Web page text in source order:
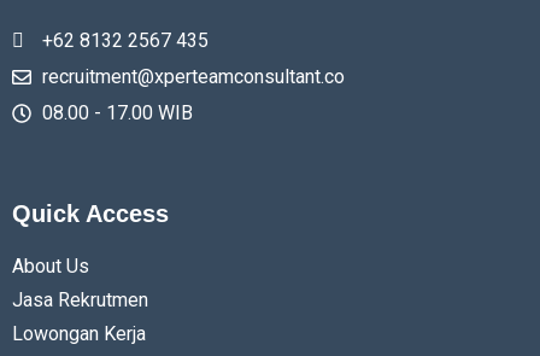
+62 8132 2567 435
recruitment@xperteamconsultant.co
08.00 - 17.00 WIB
Quick Access
About Us
Jasa Rekrutmen
Lowongan Kerja